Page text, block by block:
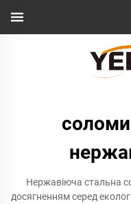
Нержавіюча стальна
досягненням серед